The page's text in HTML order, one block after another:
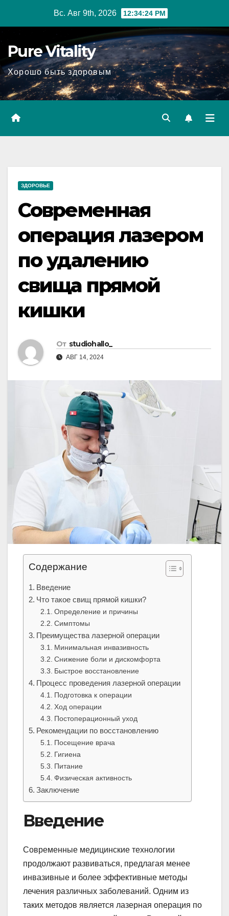
Вс. Авг 9th, 2026 12:34:25 PM
Pure Vitality
Хорошо быть здоровым
ЗДОРОВЬЕ
Современная
операция лазером
по удалению
свища прямой
кишки
От studiohallo_
АВГ 14, 2024
Содержание
Введение
Что такое свищ прямой кишки?
Определение и причины
Симптомы
Преимущества лазерной операции
Минимальная инвазивность
Снижение боли и дискомфорта
Быстрое восстановление
Процесс проведения лазерной операции
Подготовка к операции
Ход операции
Постоперационный уход
Рекомендации по восстановлению
Посещение врача
Гигиена
Питание
Физическая активность
Заключение
Введение
Современные медицинские технологии
продолжают развиваться, предлагая менее
инвазивные и более эффективные методы
лечения различных заболеваний. Одним из
таких методов является лазерная операция по